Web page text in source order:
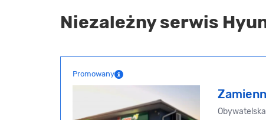
Niezależny serwis
Promowany